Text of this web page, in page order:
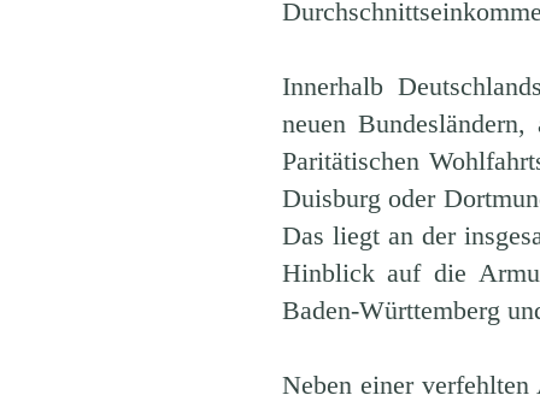
Innerhalb
neuen
Paritätischen
Duisburg oder
Das liegt an der
Hinblick auf die
Baden-Württemberg
Neben einer